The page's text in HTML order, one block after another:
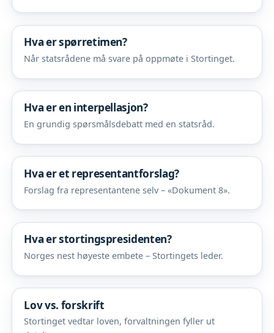
Hva er spørretimen?
Når statsrådene må svare på oppmøte i Stortinget.
Hva er en interpellasjon?
En grundig spørsmålsdebatt med en statsråd.
Hva er et representantforslag?
Forslag fra representantene selv – «Dokument 8».
Hva er stortingspresidenten?
Norges nest høyeste embete – Stortingets leder.
Lov vs. forskrift
Stortinget vedtar loven, forvaltningen fyller ut